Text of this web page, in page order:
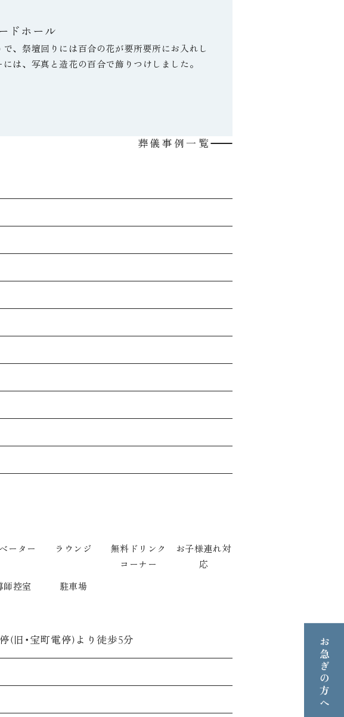
ドホール
、祭壇回りには百合の花が要所要所にお入れし
は、写真と造花の百合で飾りつけしました。
葬儀事例一覧
ーター ラウンジ
無料ドリンク
コーナー
お子様連れ対
応
師控室 駐車場
(旧･宝町電停)より徒歩5分 お急ぎの方へ